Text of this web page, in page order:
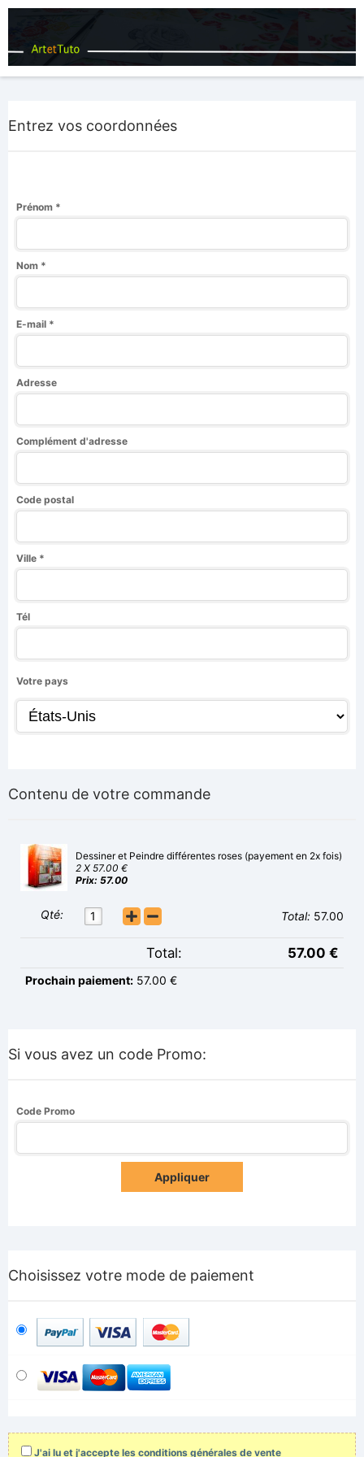
Entrez vos coordonnées
Prénom *
Nom *
E-mail *
Adresse
Complément d'adresse
Code postal
Ville *
Tél
Votre pays
Contenu de votre commande
Dessiner et Peindre différentes roses (payement en 2x fois)
2 X 57.00 €
Prix: 57.00
Qté: 1 Total: 57.00
57.00 €
Total:
Prochain paiement: 57.00 €
Si vous avez un code Promo:
Code Promo
Appliquer
Choisissez votre mode de paiement
J'ai lu et j'accepte les conditions générales de vente